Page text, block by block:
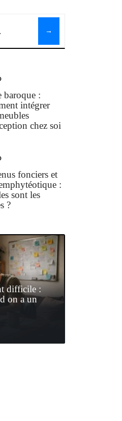
baroque :
intégrer
chez soi
fonciers et
:
sont les
?
difficile :
on a un